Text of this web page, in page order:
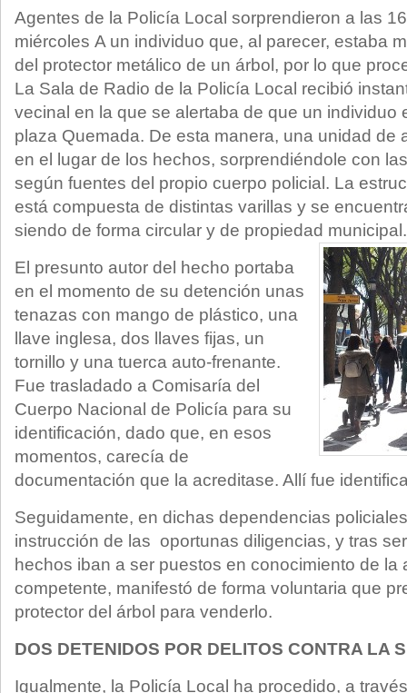
Agentes de la Policía Local sorprendieron a las
miércoles A un individuo que, al parecer, estaba
del protector metálico de un árbol, por lo que
La Sala de Radio de la Policía Local recibió
vecinal en la que se alertaba de que un individuo
plaza Quemada. De esta manera, una unidad de
en el lugar de los hechos, sorprendiéndole con
según fuentes del propio cuerpo policial. La
está compuesta de distintas varillas y se
siendo de forma circular y de propiedad municipal.
El presunto autor del hecho portaba
en el momento de su detención unas
tenazas con mango de plástico, una
llave inglesa, dos llaves fijas, un
tornillo y una tuerca auto-frenante.
Fue trasladado a Comisaría del
Cuerpo Nacional de Policía para su
identificación, dado que, en esos
momentos, carecía de
documentación que la acreditase. Allí fue
Seguidamente, en dichas dependencias
instrucción de las oportunas diligencias, y tras
hechos iban a ser puestos en conocimiento de la
competente, manifestó de forma voluntaria que
protector del árbol para venderlo.
DOS DETENIDOS POR DELITOS CONTRA LA
Igualmente, la Policía Local ha procedido, a